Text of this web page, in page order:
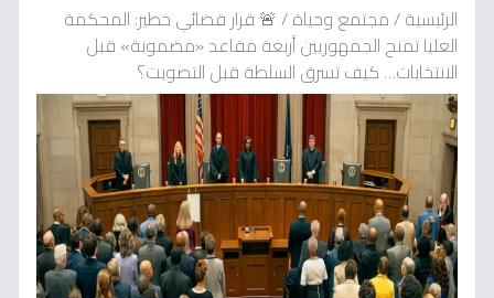
الرئيسية/مجتمع وحياة/ 🚨 قرار قضائي خطير: المحكمة
العليا تمنح الجمهوريين أربعة مقاعد «مضمونة» قبل
الانتخابات… كيف تسرق السلطة قبل التصويت؟